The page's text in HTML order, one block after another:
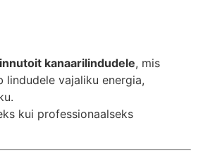
kanaarilindudele, mis
vajaliku energia,
kui professionaalseks